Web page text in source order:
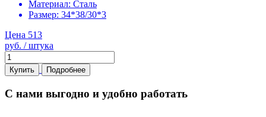
Материал: Сталь
Размер: 34*38/30*3
Цена 513
руб. / штука
Купить Подробнее
С нами выгодно и удобно работать